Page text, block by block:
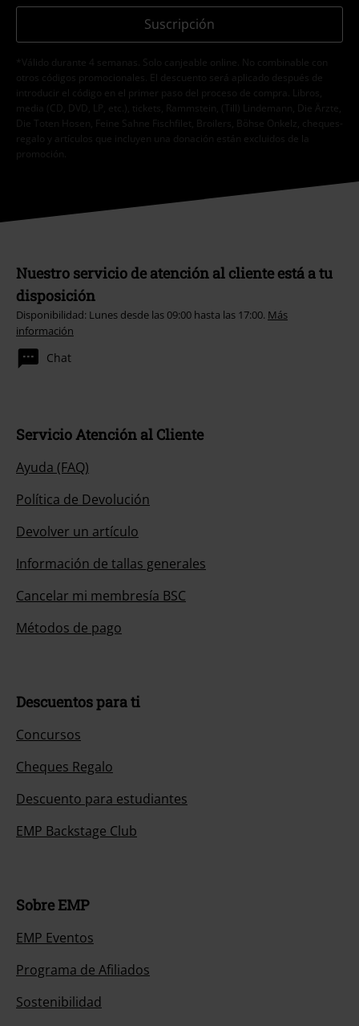
Suscripción
*Válido durante 4 semanas. Solo canjeable online. No combinable con
otros códigos promocionales. El descuento será aplicado después de
introducir el código en el primer paso del proceso de compra. Libros,
media (CD, DVD, LP, etc.), tickets, Rammstein, (Till) Lindemann, Die Ärzte,
Die Toten Hosen, Feine Sahne Fischfilet, Broilers, Böhse Onkelz, cheques-
regalo y artículos que incluyen una donación están excluidos de la
promoción.
Nuestro servicio de atención al cliente está a tu
disposición
Disponibilidad: Lunes desde las 09:00 hasta las 17:00. Más
información
Chat
Servicio Atención al Cliente
Ayuda (FAQ)
Política de Devolución
Devolver un artículo
Información de tallas generales
Cancelar mi membresía BSC
Métodos de pago
Descuentos para ti
Concursos
Cheques Regalo
Descuento para estudiantes
EMP Backstage Club
Sobre EMP
EMP Eventos
Programa de Afiliados
Sostenibilidad